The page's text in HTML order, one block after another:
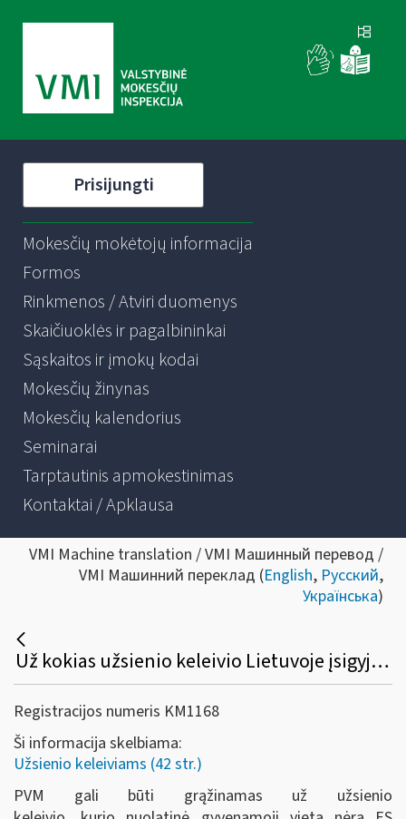
Prisijungti
Mokesčių mokėtojų informacija
Formos
Rinkmenos / Atviri duomenys
Skaičiuoklės ir pagalbininkai
Sąskaitos ir įmokų kodai
Mokesčių žinynas
Mokesčių kalendorius
Seminarai
Tarptautinis apmokestinimas
Kontaktai / Apklausa
VMI Machine translation / VMI Машинный перевод /
VMI Машинний переклад (English, Русский,
Українська)
Už kokias užsienio keleivio Lietuvoje įsigyjamas prekes sumokėtas PVM gali būti grąžinamas?
Registracijos numeris KM1168
Ši informacija skelbiama:
Užsienio keleiviams (42 str.)
PVM gali būti grąžinamas už užsienio